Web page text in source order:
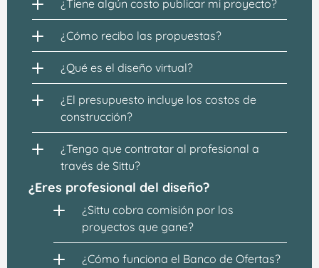
¿Tiene algún costo publicar mi proyecto?
¿Cómo recibo las propuestas?
¿Qué es el diseño virtual?
¿El presupuesto incluye los costos de
construcción?
¿Tengo que contratar al profesional a
través de Sittu?
¿Eres profesional del diseño?
¿Sittu cobra comisión por los
proyectos que gane?
¿Cómo funciona el Banco de Ofertas?